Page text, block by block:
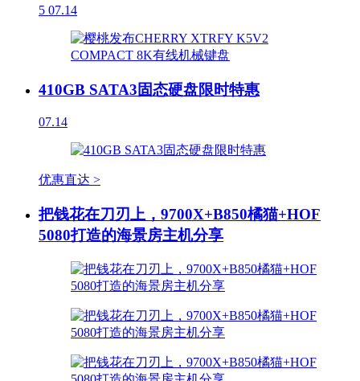
5 07.14
410GB SATA3固态硬盘限时特惠
07.14
优惠直达 >
把钱花在刀刃上，9700X+B850橘猫+HOF
5080打造的海景房主机分享